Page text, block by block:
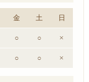
金 土 日
○ ○ ×
○ ○ ×